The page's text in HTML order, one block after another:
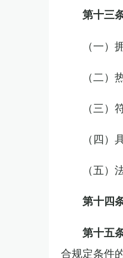
第十三
（一
（二
（三）
（四
（五）
第十四
第十五
合规定条件